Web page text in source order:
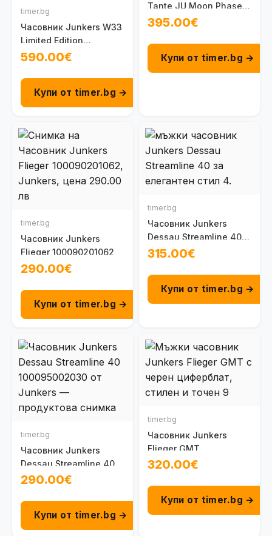
timer.bg
Часовник Junkers W33
Limited Edition
100091402031
590.00€
Купи от timer.bg →
Tante JU Moon Phase
100093301011
395.00€
Купи от timer.bg →
timer.bg
Часовник Junkers
Flieger 100090201062
290.00€
Купи от timer.bg →
timer.bg
Часовник Junkers
Dessau Streamline 40
100095002031
315.00€
Купи от timer.bg →
timer.bg
Часовник Junkers
Dessau Streamline 40
100095002030
290.00€
Купи от timer.bg →
timer.bg
Часовник Junkers
Flieger GMT
100095301030
320.00€
Купи от timer.bg →